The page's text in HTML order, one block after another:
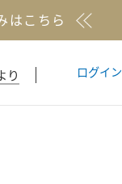
はこちら
り ログイン